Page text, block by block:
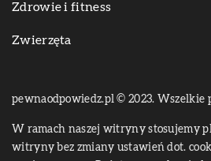
Zdrowie i fitness
Zwierzęta
pewnaodpowiedz.pl © 2023. Wszelkie
W ramach naszej witryny stosujemy
witryny bez zmiany ustawień dot.